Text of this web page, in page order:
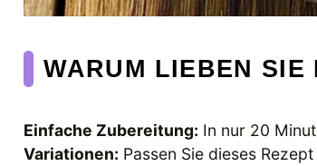
WARUM LIEBEN SIE
Einfache Zubereitung: In nur 20
Variationen: Passen Sie dieses